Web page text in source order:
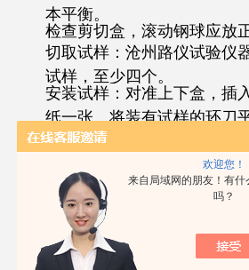
欢迎您！
来自局域网的朋友！有什
吗？
本平衡。
检查剪切盒，滚动钢球应放
切取试样：沧州路仪试验仪
试样，至少四个。
安装试样：对准上下盒，插
纸一张。将装有试样的环刀
再放上透水石，将试样徐徐
施加垂直压力：转动手轮，
的量表读数为零。顺次加上
不同的垂直压力下进行剪切
300、400kPa
进行剪切：施加垂直压力
的均匀速率旋转手轮（在教